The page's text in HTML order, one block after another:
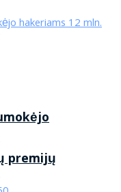
premijų